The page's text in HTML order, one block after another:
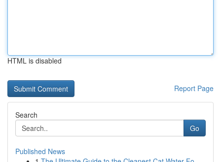
HTML is disabled
Report Page
Search
Go
Published News